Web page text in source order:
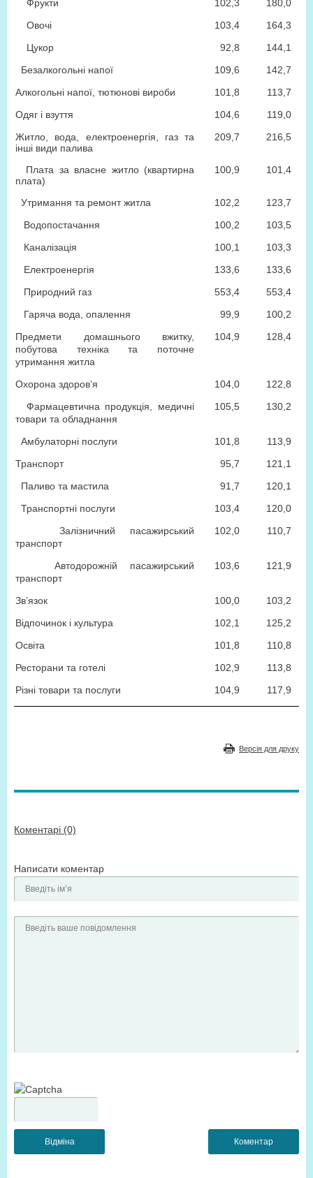
Фрукти
102,3
180,0
Овочі
103,4
164,3
Цукор
92,8
144,1
Безалкогольні напої
109,6
142,7
Алкогольні напої, тютюнові вироби
101,8
113,7
Одяг і взуття
104,6
119,0
Житло, вода, електроенергія, газ та
інші види палива
209,7 216,5
Плата за власне житло (квартирна
плата)
100,9 101,4
Утримання та ремонт житла 102,2
123,7
Водопостачання
100,2
103,5
Каналізація
100,1
103,3
Електроенергія
133,6
133,6
Природний газ
553,4
553,4
Гаряча вода, опалення
99,9
100,2
Предмети домашнього вжитку,
побутова техніка та поточне
утримання житла
104,9 128,4
Охорона здоров’я 104,0
122,8
Фармацевтична продукція, медичні
товари та обладнання
105,5 130,2
Амбулаторні послуги 101,8
113,9
Транспорт
95,7
121,1
Паливо та мастила
91,7
120,1
Транспортні послуги
103,4
120,0
Залізничний пасажирський
транспорт
102,0 110,7
Автодорожній пасажирський
транспорт
103,6 121,9
Зв’язок 100,0
103,2
Відпочинок і культура
102,1
125,2
Освіта
101,8
110,8
Ресторани та готелі
102,9
113,8
Різні товари та послуги
104,9 117,9
Версія для друку
Коментарі (0)
Написати коментар